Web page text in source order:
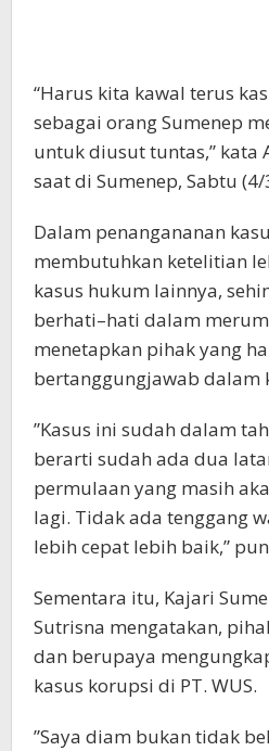
“Harus kita kawal terus
sebagai orang Sumenep
untuk diusut tuntas,” kata
saat di Sumenep, Sabtu
‪Dalam penangananan
membutuhkan ketelitian
kasus hukum lainnya,
berhati–hati dalam
menetapkan pihak yang
bertanggungjawab dalam
‪‪”Kasus ini sudah dalam
berarti sudah ada dua
permulaan yang masih
lagi. Tidak ada tenggang
lebih cepat lebih baik,”
‪Sementara itu, Kajari
Sutrisna mengatakan,
dan berupaya
kasus korupsi di PT. WUS.
‪”Saya diam bukan tidak